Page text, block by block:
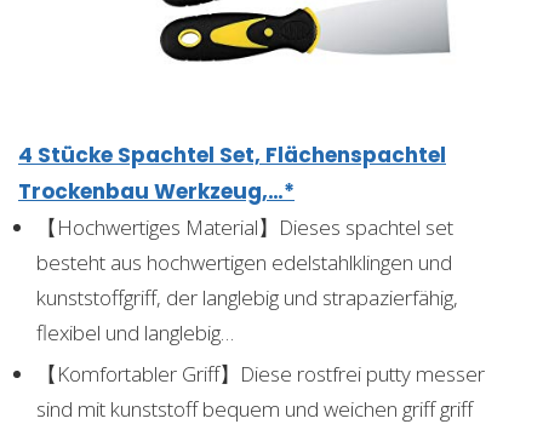
4 Stücke Spachtel Set, Flächenspachtel
Trockenbau Werkzeug,…*
【Hochwertiges Material】Dieses spachtel set
besteht aus hochwertigen edelstahlklingen und
kunststoffgriff, der langlebig und strapazierfähig,
flexibel und langlebig…
【Komfortabler Griff】Diese rostfrei putty messer
sind mit kunststoff bequem und weichen griff griff